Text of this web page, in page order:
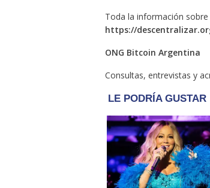
Toda la información
https://
ONG Bitcoin Argentina
Consultas, entrevistas y